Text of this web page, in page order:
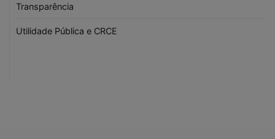
Transparência
Utilidade Pública e CRCE